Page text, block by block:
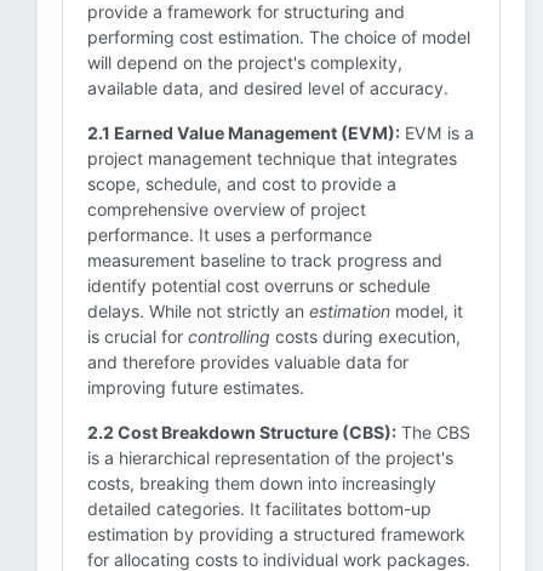
provide a framework for structuring and
performing cost estimation. The choice of model
will depend on the project's complexity,
available data, and desired level of accuracy.
2.1 Earned Value Management (EVM): EVM is a
project management technique that integrates
scope, schedule, and cost to provide a
comprehensive overview of project
performance. It uses a performance
measurement baseline to track progress and
identify potential cost overruns or schedule
delays. While not strictly an estimation model, it
is crucial for controlling costs during execution,
and therefore provides valuable data for
improving future estimates.
2.2 Cost Breakdown Structure (CBS): The CBS
is a hierarchical representation of the project's
costs, breaking them down into increasingly
detailed categories. It facilitates bottom-up
estimation by providing a structured framework
for allocating costs to individual work packages.